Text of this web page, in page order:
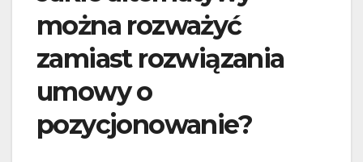
można rozważyć
zamiast rozwiązania
umowy o
pozycjonowanie?